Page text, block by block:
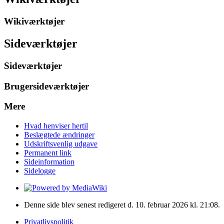
Wikiværktøjer
Sideværktøjer
Sideværktøjer
Brugersideværktøjer
Mere
Hvad henviser hertil
Beslægtede ændringer
Udskriftsvenlig udgave
Permanent link
Sideinformation
Sidelogge
Denne side blev senest redigeret d. 10. februar 2026 kl. 21:08.
Privatlivspolitik